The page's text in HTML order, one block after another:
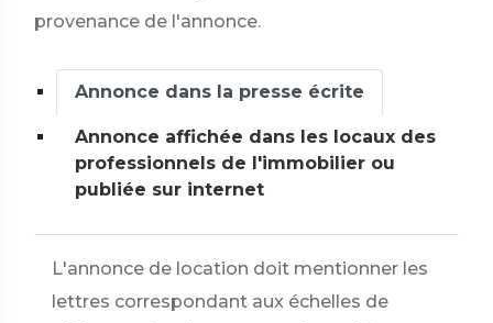
provenance de l'annonce.
Annonce dans la presse écrite
Annonce affichée dans les locaux des
professionnels de l'immobilier ou
publiée sur internet
L'annonce de location doit mentionner les
lettres correspondant aux échelles de